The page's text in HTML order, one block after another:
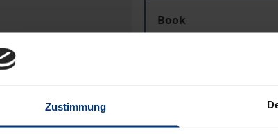
Zustimmung
Book
Prices include VAT.